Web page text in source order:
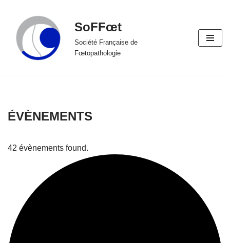
Aller
au
contenu
SoFFœt
Société Française de
Fœtopathologie
ÉVÈNEMENTS
42 évènements found.